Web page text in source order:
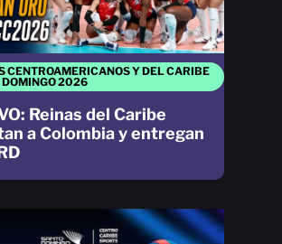
CENTROAMERICANOS Y DEL CARIBE
DOMINGO 2026
Reinas del Caribe
a Colombia y entregan